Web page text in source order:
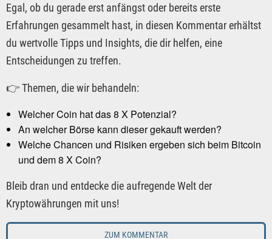
Egal, ob du gerade erst anfängst oder bereits erste
Erfahrungen gesammelt hast, in diesen Kommentar erhältst
du wertvolle Tipps und Insights, die dir helfen, eine
Entscheidungen zu treffen.
👉 Themen, die wir behandeln:
Welcher Coin hat das 8 X Potenzial?
An welcher Börse kann dieser gekauft werden?
Welche Chancen und Risiken ergeben sich beim Bitcoin
und dem 8 X Coin?
Bleib dran und entdecke die aufregende Welt der
Kryptowährungen mit uns!
ZUM KOMMENTAR